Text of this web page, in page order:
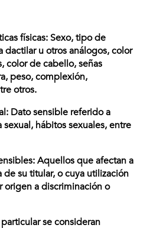
físicas: Sexo, tipo de
dactilar u otros análogos, color
color de cabello, señas
peso, complexión,
otros.
Dato sensible referido a
hábitos sexuales, entre
Aquellos que afectan a
de su titular, o cuya utilización
a discriminación o
se consideran